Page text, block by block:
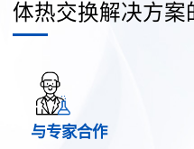
体热交换解决方案
与专家合作